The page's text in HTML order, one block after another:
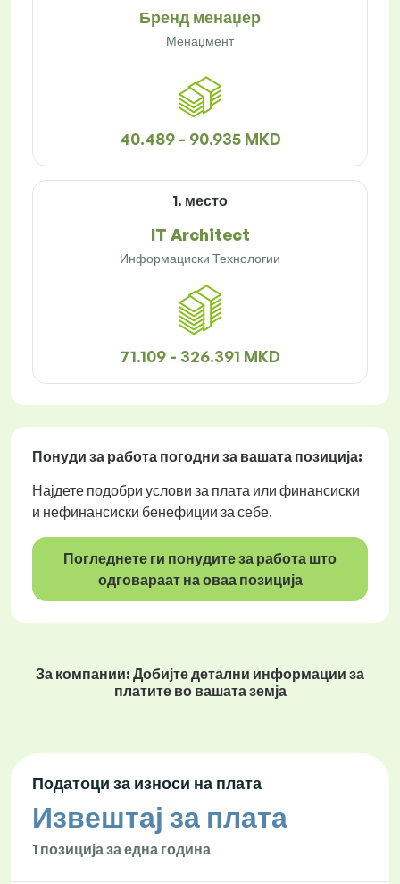
Бренд менаџер
Менаџмент
40.489 - 90.935 MKD
1. место
IT Architect
Информациски Технологии
71.109 - 326.391 MKD
Понуди за работа погодни за вашата позиција:
Најдете подобри услови за плата или финансиски
и нефинансиски бенефиции за себе.
Погледнете ги понудите за работа што
одговараат на оваа позиција
За компании: Добијте детални информации за
платите во вашата земја
Податоци за износи на плата
Извештај за плата
1 позиција за една година